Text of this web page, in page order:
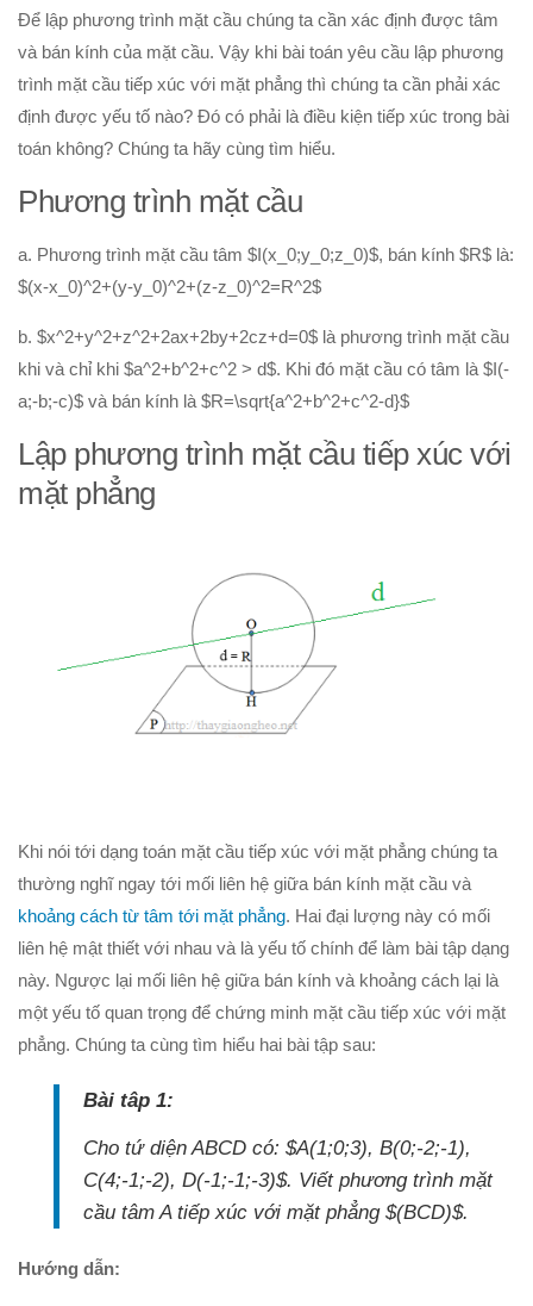
Hình học 10
Tích vô hướng của hai véctơ và ứng dụng
PT đường thẳng trong mặt phẳng
Phương pháp tọa độ trong mặt phẳng
PT đường elip
Phương trình lượng giác
Giới hạn
Đạo hàm
Quan hệ song song trong không gian
Quan hệ vuông góc trong không gian
Hình học 12
Thể tích khối đa diện
Mặt nón-mặt trụ-mặt cầu
PT đường thẳng
Download tài liệu
Để lập phương trình mặt cầu chúng ta cần xác định được tâm
và bán kính của mặt cầu. Vậy khi bài toán yêu cầu lập phương
trình mặt cầu tiếp xúc với mặt phẳng thì chúng ta cần phải xác
định được yếu tố nào? Đó có phải là điều kiện tiếp xúc trong bài
toán không? Chúng ta hãy cùng tìm hiểu.
Phương trình mặt cầu
a. Phương trình mặt cầu tâm $I(x_0;y_0;z_0)$, bán kính $R$ là:
$(x-x_0)^2+(y-y_0)^2+(z-z_0)^2=R^2$
b. $x^2+y^2+z^2+2ax+2by+2cz+d=0$ là phương trình mặt cầu
khi và chỉ khi $a^2+b^2+c^2 > d$. Khi đó mặt cầu có tâm là $I(-
a;-b;-c)$ và bán kính là $R=\sqrt{a^2+b^2+c^2-d}$
Lập phương trình mặt cầu tiếp xúc với
mặt phẳng
Khi nói tới dạng toán mặt cầu tiếp xúc với mặt phẳng chúng ta
thường nghĩ ngay tới mối liên hệ giữa bán kính mặt cầu và
khoảng cách từ tâm tới mặt phẳng. Hai đại lượng này có mối
liên hệ mật thiết với nhau và là yếu tố chính để làm bài tập dạng
này. Ngược lại mối liên hệ giữa bán kính và khoảng cách lại là
một yếu tố quan trọng để chứng minh mặt cầu tiếp xúc với mặt
phẳng. Chúng ta cùng tìm hiểu hai bài tập sau:
Bài tâp 1:
Cho tứ diện ABCD có: $A(1;0;3), B(0;-2;-1),
C(4;-1;-2), D(-1;-1;-3)$. Viết phương trình mặt
cầu tâm A tiếp xúc với mặt phẳng $(BCD)$.
Hướng dẫn: